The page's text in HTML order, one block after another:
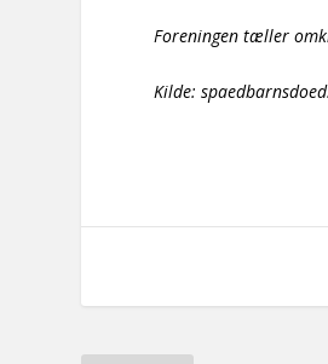
Foreningen tæller
Kilde: